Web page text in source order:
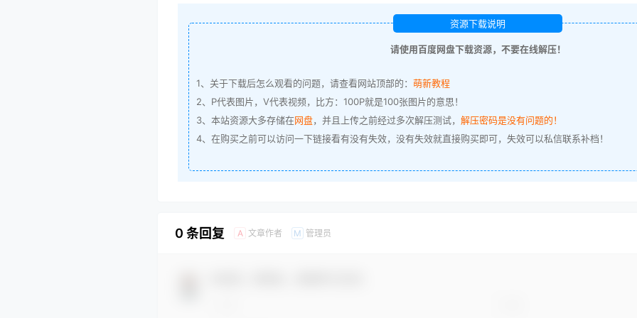
资源下载说明
请使用百度网盘下载资源，不要在线解压！
1、关于下载后怎么观看的问题，请查看网站顶部的： 萌新教程
2、P代表图片，V代表视频，比方：100P就是100张图片的意思！
3、本站资源大多存储在网盘，并且上传之前经过多次解压测试， 解压密码是没有问题的！
4、在购买之前可以访问一下链接看有没有失效，没有失效就直接购买即可，失效可以私信联系补档！
0 条回复 A 文章作者 M 管理员